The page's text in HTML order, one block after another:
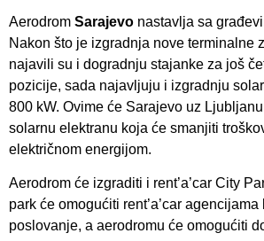
Aerodrom Sarajevo nastavlja sa
Nakon što je izgradnja nove terminalne
najavili su i dogradnju stajanke za još
pozicije, sada najavljuju i izgradnju
800 kW. Ovime će Sarajevo uz
solarnu elektranu koja će smanjiti
električnom energijom.
Aerodrom će izgraditi i rent’a’car City
park će omogućiti rent’a’car
poslovanje, a aerodromu će omogućiti